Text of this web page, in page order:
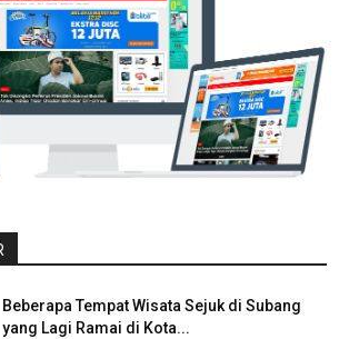
Beberapa Tempat Wisata Sejuk di Subang
yang Lagi Ramai di Kota...